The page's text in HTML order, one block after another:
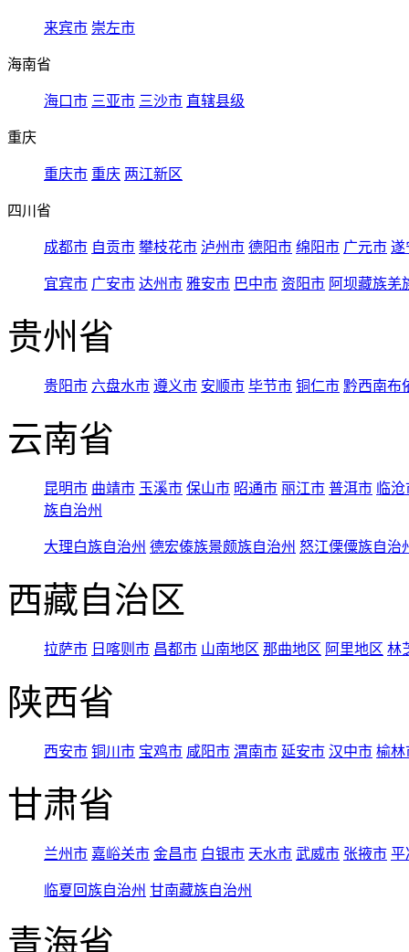
来宾市 崇左市
海南省
海口市 三亚市 三沙市 直辖县级
重庆
重庆市 重庆 两江新区
四川省
成都市 自贡市 攀枝花市 泸州市 德阳市 绵阳市 广元市 遂
宜宾市 广安市 达州市 雅安市 巴中市 资阳市 阿坝藏族羌
贵州省
贵阳市 六盘水市 遵义市 安顺市 毕节市 铜仁市 黔西南布
云南省
昆明市 曲靖市 玉溪市 保山市 昭通市 丽江市 普洱市 临
族自治州
大理白族自治州 德宏傣族景颇族自治州 怒江傈僳族自治
西藏自治区
拉萨市 日喀则市 昌都市 山南地区 那曲地区 阿里地区 林
陕西省
西安市 铜川市 宝鸡市 咸阳市 渭南市 延安市 汉中市 榆林
甘肃省
兰州市 嘉峪关市 金昌市 白银市 天水市 武威市 张掖市 平
临夏回族自治州 甘南藏族自治州
青海省